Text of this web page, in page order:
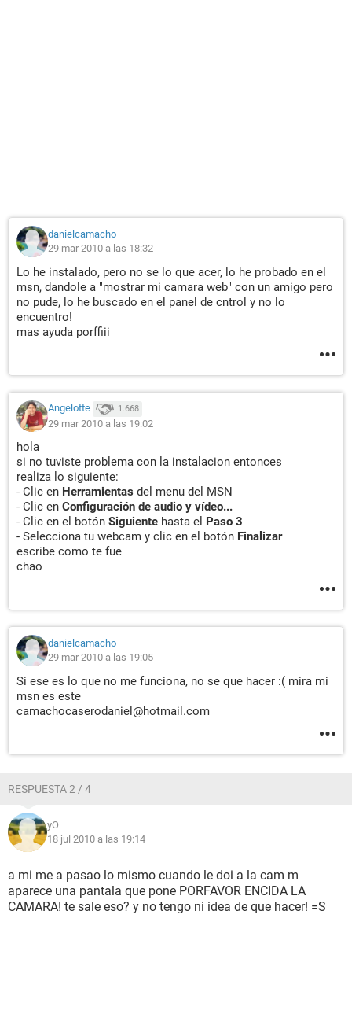
danielcamacho
29 mar 2010 a las 18:32
Lo he instalado, pero no se lo que acer, lo he probado en el
msn, dandole a "mostrar mi camara web" con un amigo pero
no pude, lo he buscado en el panel de cntrol y no lo
encuentro!
mas ayuda porffiii
Angelotte 1.668
29 mar 2010 a las 19:02
hola
si no tuviste problema con la instalacion entonces
realiza lo siguiente:
- Clic en Herramientas del menu del MSN
- Clic en Configuración de audio y vídeo...
- Clic en el botón Siguiente hasta el Paso 3
- Selecciona tu webcam y clic en el botón Finalizar
escribe como te fue
chao
danielcamacho
29 mar 2010 a las 19:05
Si ese es lo que no me funciona, no se que hacer :( mira mi
msn es este
camachocaserodaniel@hotmail.com
RESPUESTA 2 / 4
yO
18 jul 2010 a las 19:14
a mi me a pasao lo mismo cuando le doi a la cam m
aparece una pantala que pone PORFAVOR ENCIDA LA
CAMARA! te sale eso? y no tengo ni idea de que hacer! =S